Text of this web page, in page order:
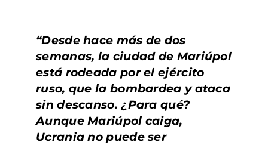
“Desde hace más de dos
semanas, la ciudad de Mariúpol
está rodeada por el ejército
ruso, que la bombardea y ataca
sin descanso. ¿Para qué?
Aunque Mariúpol caiga,
Ucrania no puede ser